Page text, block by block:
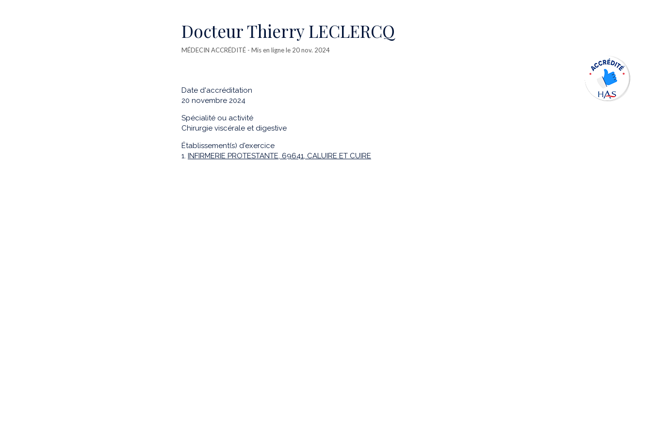
Docteur Thierry LECLERCQ
MÉDECIN ACCRÉDITÉ - Mis en ligne le 20 nov. 2024
Date d'accréditation
20 novembre 2024
Spécialité ou activité
Chirurgie viscérale et digestive
Établissement(s) d'exercice
1. INFIRMERIE PROTESTANTE, 69641, CALUIRE ET CUIRE